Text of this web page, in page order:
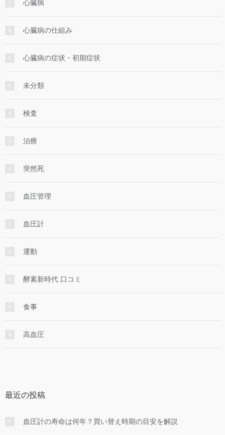
心臓病
心臓病の仕組み
心臓病の症状・初期症状
未分類
検査
治療
突然死
血圧管理
血圧計
運動
酵素新時代 口コミ
食事
高血圧
最近の投稿
血圧計の寿命は何年？買い替え時期の目安を解説